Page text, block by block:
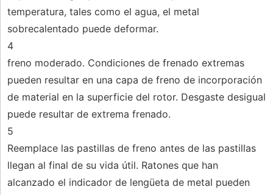
temperatura, tales como el agua, el metal
sobrecalentado puede deformar.
4
freno moderado. Condiciones de frenado extremas
pueden resultar en una capa de freno de incorporación
de material en la superficie del rotor. Desgaste desigual
puede resultar de extrema frenado.
5
Reemplace las pastillas de freno antes de las pastillas
llegan al final de su vida útil. Ratones que han
alcanzado el indicador de lengüeta de metal pueden